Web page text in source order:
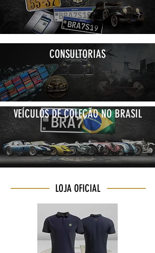
CONSULTORIAS
VEÍCULOS DE COLEÇÃO NO BRASIL
LOJA OFICIAL